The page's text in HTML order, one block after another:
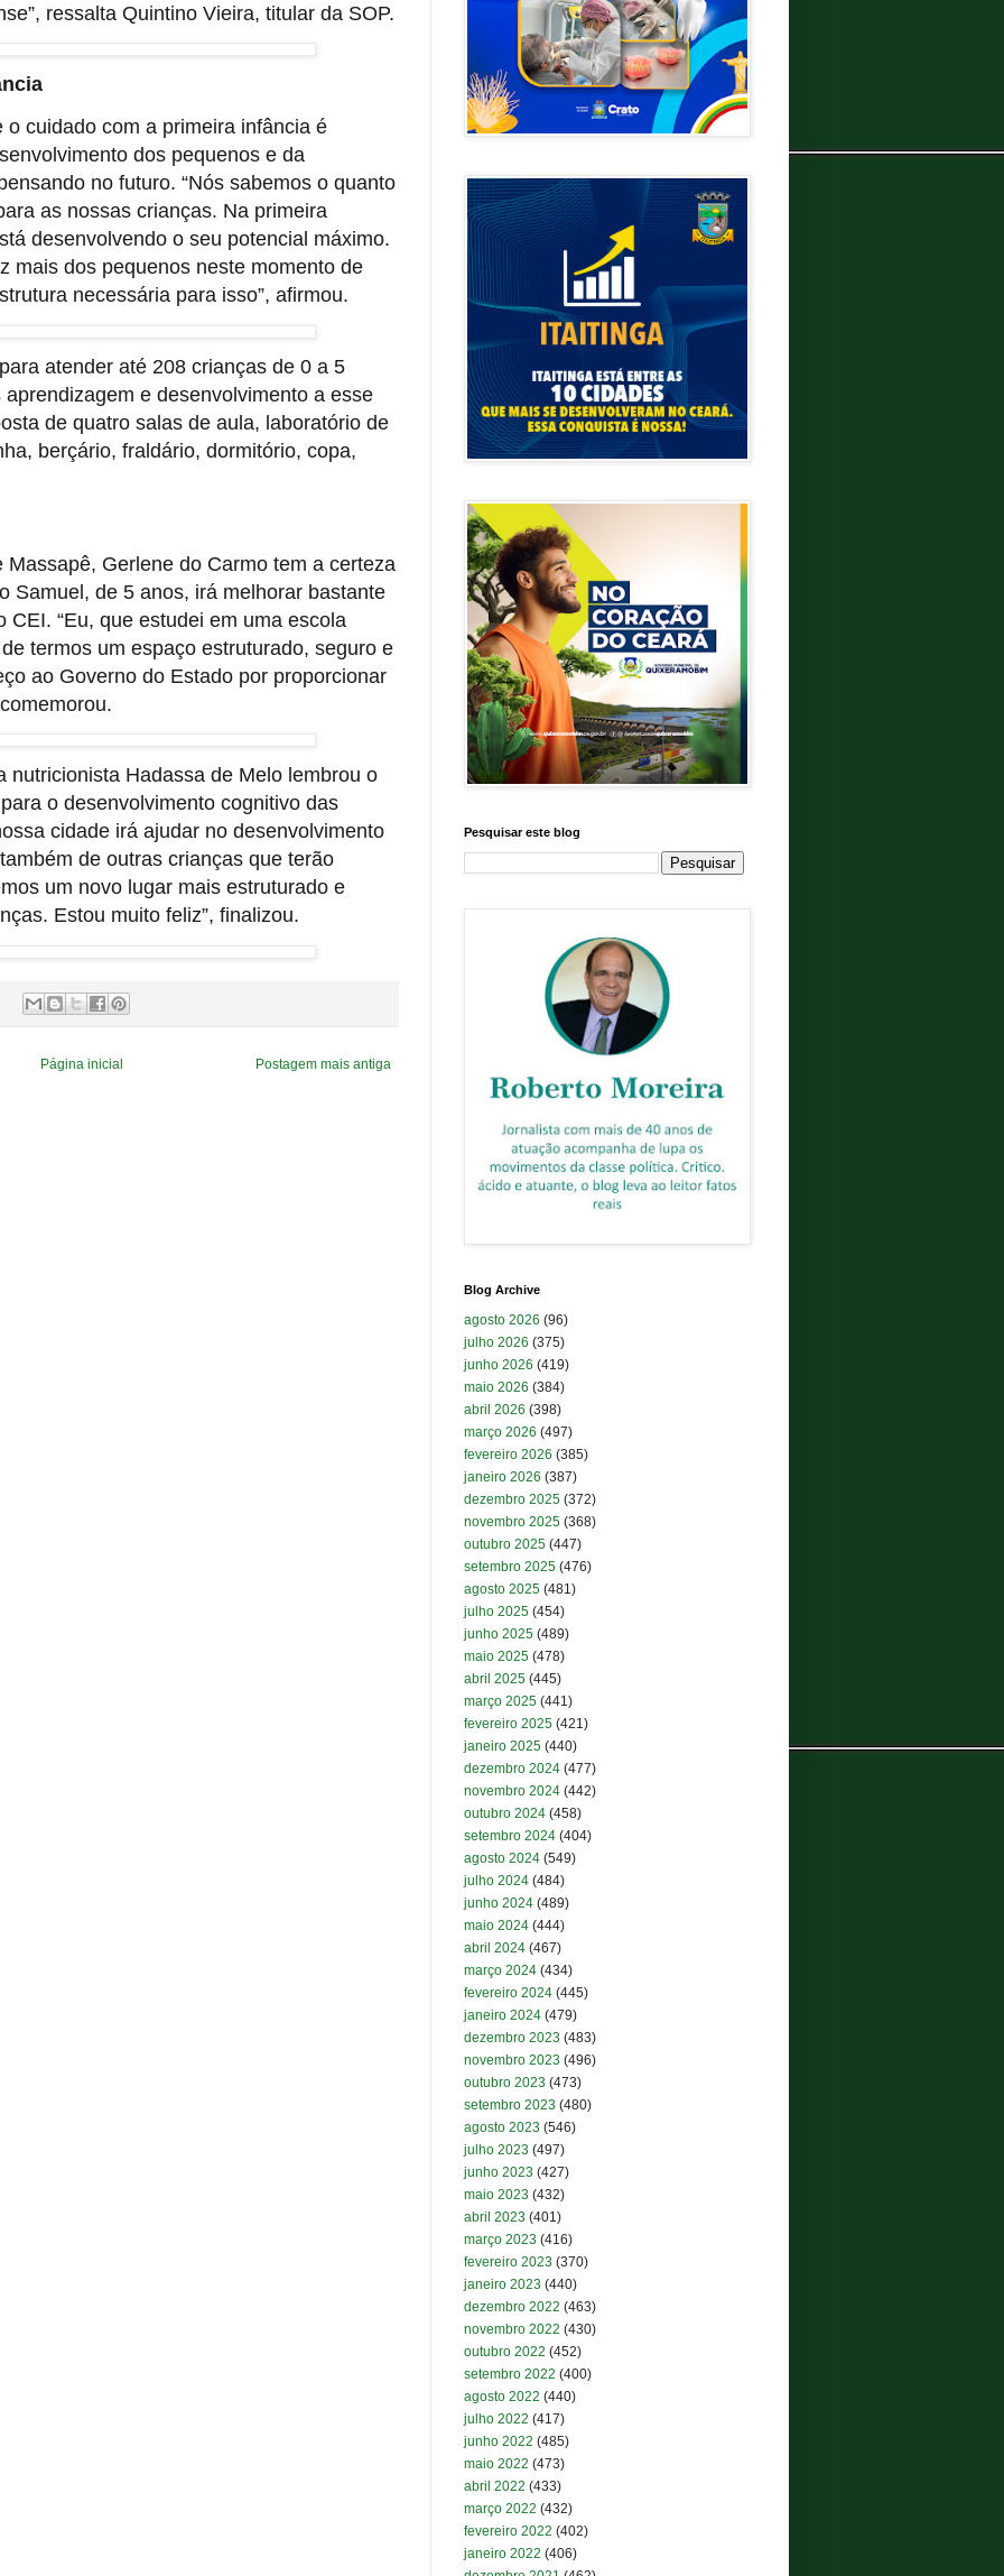
ressalta Quintino Vieira, titular da SOP.
cuidado com a primeira infância é
dos pequenos e da
no futuro. “Nós sabemos o quanto
as nossas crianças. Na primeira
desenvolvendo o seu potencial máximo.
mais dos pequenos neste momento de
necessária para isso”, afirmou.
atender até 208 crianças de 0 a 5
e desenvolvimento a esse
de quatro salas de aula, laboratório de
berçário, fraldário, dormitório, copa,
Gerlene do Carmo tem a certeza
Samuel, de 5 anos, irá melhorar bastante
CEI. “Eu, que estudei em uma escola
termos um espaço estruturado, seguro e
ao Governo do Estado por proporcionar
nutricionista Hadassa de Melo lembrou o
o desenvolvimento cognitivo das
cidade irá ajudar no desenvolvimento
de outras crianças que terão
um novo lugar mais estruturado e
Estou muito feliz”, finalizou.
Postagem mais antiga
Página inicial
Pesquisar este blog
Blog Archive
agosto 2026 (96)
julho 2026 (375)
junho 2026 (419)
maio 2026 (384)
abril 2026 (398)
março 2026 (497)
fevereiro 2026 (385)
janeiro 2026 (387)
dezembro 2025 (372)
novembro 2025 (368)
outubro 2025 (447)
setembro 2025 (476)
agosto 2025 (481)
julho 2025 (454)
junho 2025 (489)
maio 2025 (478)
abril 2025 (445)
março 2025 (441)
fevereiro 2025 (421)
janeiro 2025 (440)
dezembro 2024 (477)
novembro 2024 (442)
outubro 2024 (458)
setembro 2024 (404)
agosto 2024 (549)
julho 2024 (484)
junho 2024 (489)
maio 2024 (444)
abril 2024 (467)
março 2024 (434)
fevereiro 2024 (445)
janeiro 2024 (479)
dezembro 2023 (483)
novembro 2023 (496)
outubro 2023 (473)
setembro 2023 (480)
agosto 2023 (546)
julho 2023 (497)
junho 2023 (427)
maio 2023 (432)
abril 2023 (401)
março 2023 (416)
fevereiro 2023 (370)
janeiro 2023 (440)
dezembro 2022 (463)
novembro 2022 (430)
outubro 2022 (452)
setembro 2022 (400)
agosto 2022 (440)
julho 2022 (417)
junho 2022 (485)
maio 2022 (473)
abril 2022 (433)
março 2022 (432)
fevereiro 2022 (402)
janeiro 2022 (406)